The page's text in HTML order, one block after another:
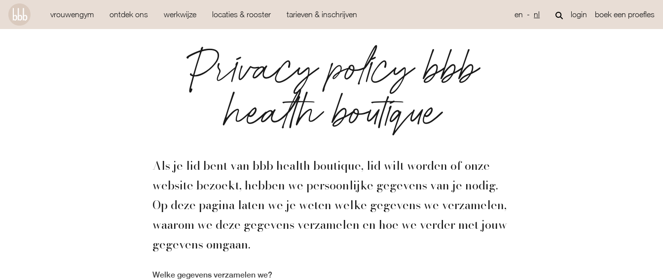
vrouwengym ontdek ons werkwijze locaties & rooster tarieven & inschrijven en nl login boek een proefles
Privacy policy bbb
health boutique
Als je lid bent van bbb health boutique, lid wilt worden of onze
website bezoekt, hebben we persoonlijke gegevens van je nodig.
Op deze pagina laten we je weten welke gegevens we verzamelen,
waarom we deze gegevens verzamelen en hoe we verder met jouw
gegevens omgaan.
Welke gegevens verzamelen we?